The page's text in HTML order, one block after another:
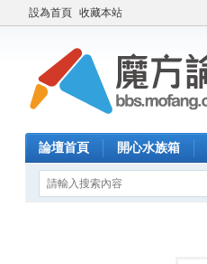
設為首頁 收藏本站
論壇首頁 開心水族箱